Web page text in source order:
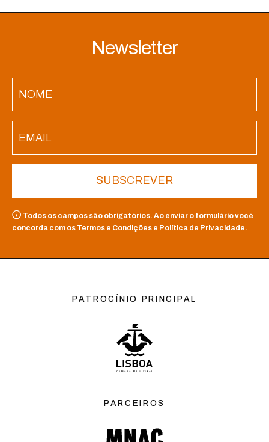
Newsletter
SUBSCREVER
Todos os campos são obrigatórios. Ao enviar o formulário você
concorda com os Termos e Condições e Política de Privacidade.
PATROCÍNIO PRINCIPAL
PARCEIROS